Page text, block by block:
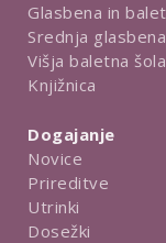
Glasbena in
Srednja
Višja baletna šola
Knjižnica
Dogajanje
Novice
Prireditve
Utrinki
Dosežki